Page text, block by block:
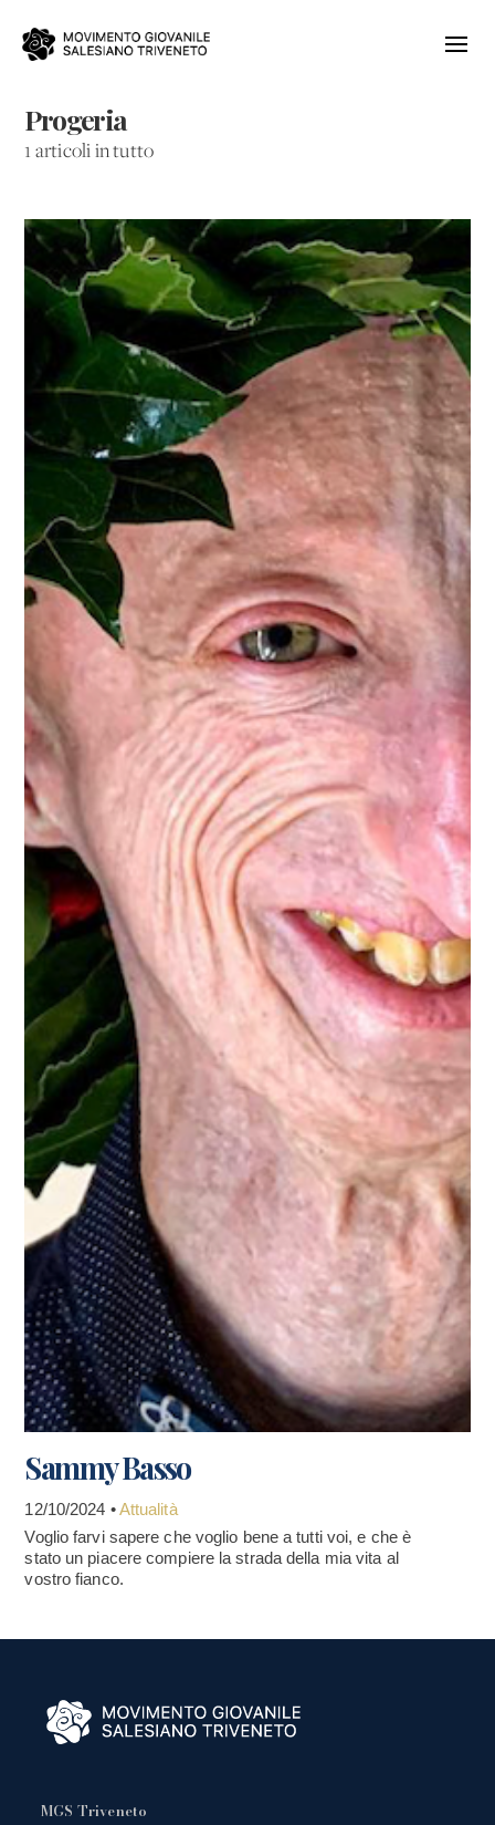
Progeria
1 articoli in tutto
Sammy Basso
12/10/2024 •Attualità
Voglio farvi sapere che voglio bene a tutti voi, e che è
stato un piacere compiere la strada della mia vita al
vostro fianco.
MGS Triveneto